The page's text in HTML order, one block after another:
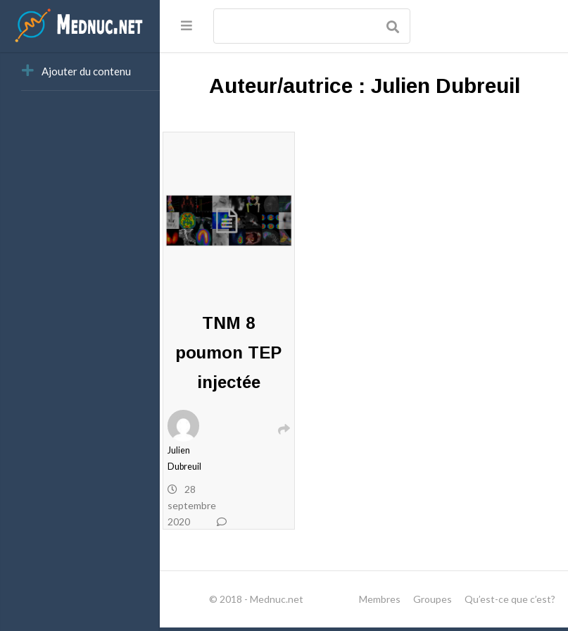
Ajouter du contenu
Auteur/autrice : Julien Dubreuil
TNM 8
poumon TEP
injectée
Julien
Dubreuil
28
septembre
2020
© 2018 - Mednuc.net Membres Groupes Qu’est-ce que c’est?